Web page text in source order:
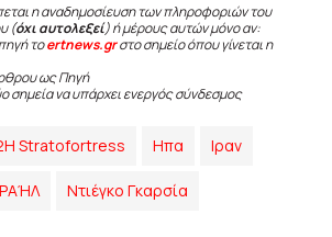
η αναδημοσίευση των πληροφοριών του
(όχι αυτολεξεί) ή μέρους αυτών μόνο αν:
τοertnews.grστο σημείο όπου γίνεται η
ως Πηγή
σημεία να υπάρχει ενεργός σύνδεσμος
Stratofortress Ηπα Ιραν
Ντιέγκο Γκαρσία